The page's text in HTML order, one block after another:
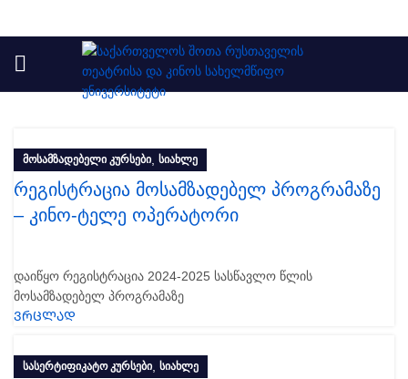
ᲛᲝᲡᲐᲛᲖᲐᲓᲔᲑᲔᲚᲘ ᲙᲣᲠᲡᲔᲑᲘ ᲡᲘᲐᲮᲚᲔ
რეგისტრაცია მოსამზადებელ პროგრამაზე
– კინო-ტელე ოპერატორი
დაიწყო რეგისტრაცია 2024-2025 სასწავლო წლის
მოსამზადებელ პროგრამაზე
ᲕᲠᲪᲚᲐᲓ
ᲡᲐᲡᲔᲠᲢᲘᲤᲘᲙᲐᲢᲝ ᲙᲣᲠᲡᲔᲑᲘ ᲡᲘᲐᲮᲚᲔ